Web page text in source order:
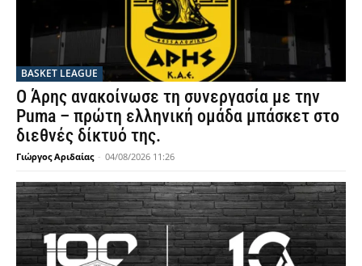
BASKET LEAGUE
Ο Άρης ανακοίνωσε τη συνεργασία με την
Puma – πρώτη ελληνική ομάδα μπάσκετ στο
διεθνές δίκτυό της.
Γιώργος Αριδαίας - 04/08/2026 11:26